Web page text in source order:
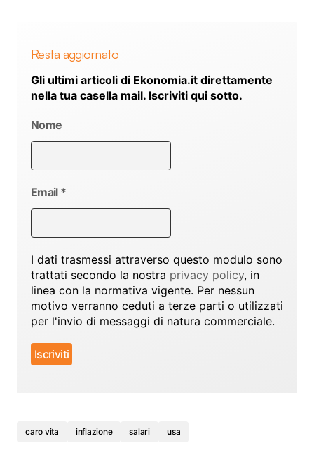
Resta aggiornato
Gli ultimi articoli di Ekonomia.it direttamente
nella tua casella mail. Iscriviti qui sotto.
Nome
Email *
I dati trasmessi attraverso questo modulo sono
trattati secondo la nostra privacy policy, in
linea con la normativa vigente. Per nessun
motivo verranno ceduti a terze parti o utilizzati
per l'invio di messaggi di natura commerciale.
caro vita inflazione salari usa